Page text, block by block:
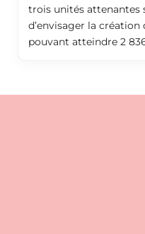
trois unités attenantes
d’envisager la
pouvant atteindre 2